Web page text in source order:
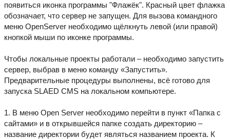
появиться иконка программы "Флажёк". Красный цвет флажка
обозначает, что сервер не запущен. Для вызова командного
меню OpenServer необходимо щёлкнуть левой (или правой)
кнопкой мыши по иконке программы.
Чтобы локальные проекты работали – необходимо запустить
сервер, выбрав в меню команду «Запустить».
Предварительные процедуры выполнены, всё готово для
запуска SLAED CMS на локальном компьютере.
1. В меню Open Server необходимо перейти в пункт «Папка с
сайтами» и в открывшейся папке создать директорию –
название директории будет являться названием проекта. К